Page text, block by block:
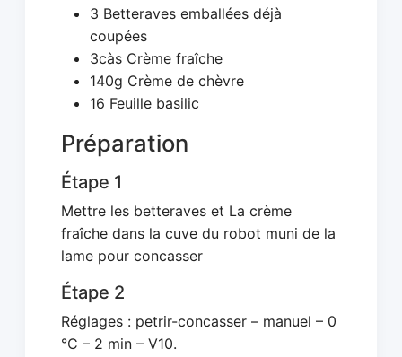
3 Betteraves emballées déjà
coupées
3càs Crème fraîche
140g Crème de chèvre
16 Feuille basilic
Préparation
Étape 1
Mettre les betteraves et La crème
fraîche dans la cuve du robot muni de la
lame pour concasser
Étape 2
Réglages : petrir-concasser – manuel – 0
°C – 2 min – V10.